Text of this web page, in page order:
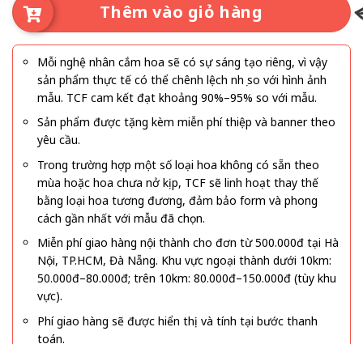
Thêm vào giỏ hàng
Mỗi nghệ nhân cắm hoa sẽ có sự sáng tạo riêng, vì vậy
sản phẩm thực tế có thể chênh lệch nhẹ so với hình ảnh
mẫu. TCF cam kết đạt khoảng 90%–95% so với mẫu.
Sản phẩm được tặng kèm miễn phí thiệp và banner theo
yêu cầu.
Trong trường hợp một số loại hoa không có sẵn theo
mùa hoặc hoa chưa nở kịp, TCF sẽ linh hoạt thay thế
bằng loại hoa tương đương, đảm bảo form và phong
cách gần nhất với mẫu đã chọn.
Miễn phí giao hàng nội thành cho đơn từ 500.000đ tại Hà
Nội, TP.HCM, Đà Nẵng. Khu vực ngoại thành dưới 10km:
50.000đ–80.000đ; trên 10km: 80.000đ–150.000đ (tùy khu
vực).
Phí giao hàng sẽ được hiển thị và tính tại bước thanh
toán.